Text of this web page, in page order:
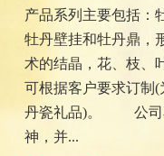
产品系列主要包括：
牡丹壁挂和牡丹鼎，
术的结晶，花、枝、
可根据客户要求订制
丹瓷礼品)。 公司
神，并...